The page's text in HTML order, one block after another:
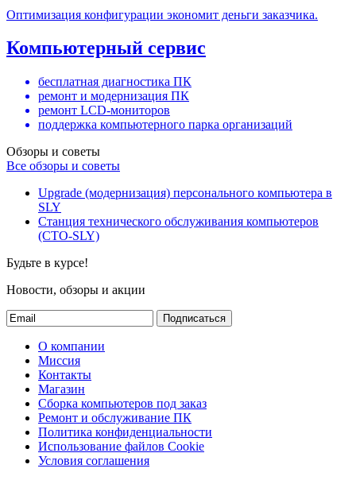
Оптимизация конфигурации экономит деньги заказчика.
Компьютерный сервис
бесплатная диагностика ПК
ремонт и модернизация ПК
ремонт LCD-мониторов
поддержка компьютерного парка организаций
Обзоры и советы
Все обзоры и советы
Upgrade (модернизация) персонального компьютера в
SLY
Станция технического обслуживания компьютеров
(СТО-SLY)
Будьте в курсе!
Новости, обзоры и акции
Подписаться
О компании
Миссия
Контакты
Магазин
Сборка компьютеров под заказ
Ремонт и обслуживание ПК
Политика конфиденциальности
Использование файлов Cookie
Условия соглашения